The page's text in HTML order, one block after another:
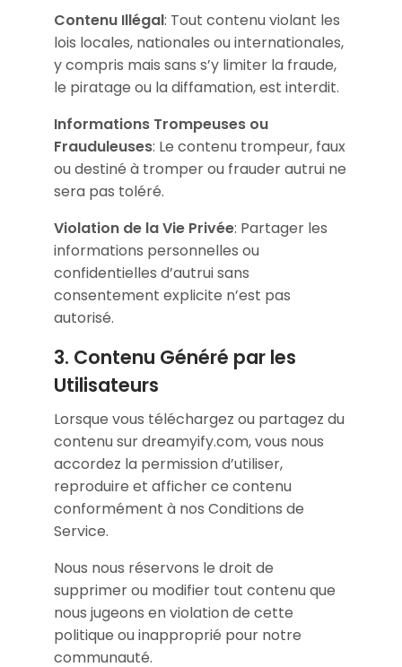
Contenu Illégal: Tout contenu violant les
lois locales, nationales ou internationales,
y compris mais sans s’y limiter la fraude,
le piratage ou la diffamation, est interdit.
Informations Trompeuses ou
Frauduleuses: Le contenu trompeur, faux
ou destiné à tromper ou frauder autrui ne
sera pas toléré.
Violation de la Vie Privée: Partager les
informations personnelles ou
confidentielles d’autrui sans
consentement explicite n’est pas
autorisé.
3. Contenu Généré par les
Utilisateurs
Lorsque vous téléchargez ou partagez du
contenu sur dreamyify.com, vous nous
accordez la permission d’utiliser,
reproduire et afficher ce contenu
conformément à nos Conditions de
Service.
Nous nous réservons le droit de
supprimer ou modifier tout contenu que
nous jugeons en violation de cette
politique ou inapproprié pour notre
communauté.